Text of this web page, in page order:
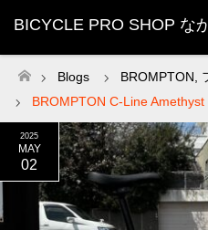
BICYCLE PRO SHOP な
ホーム
Blogs BROMPTON
BROMPTON C-Line
2025
MAY
02